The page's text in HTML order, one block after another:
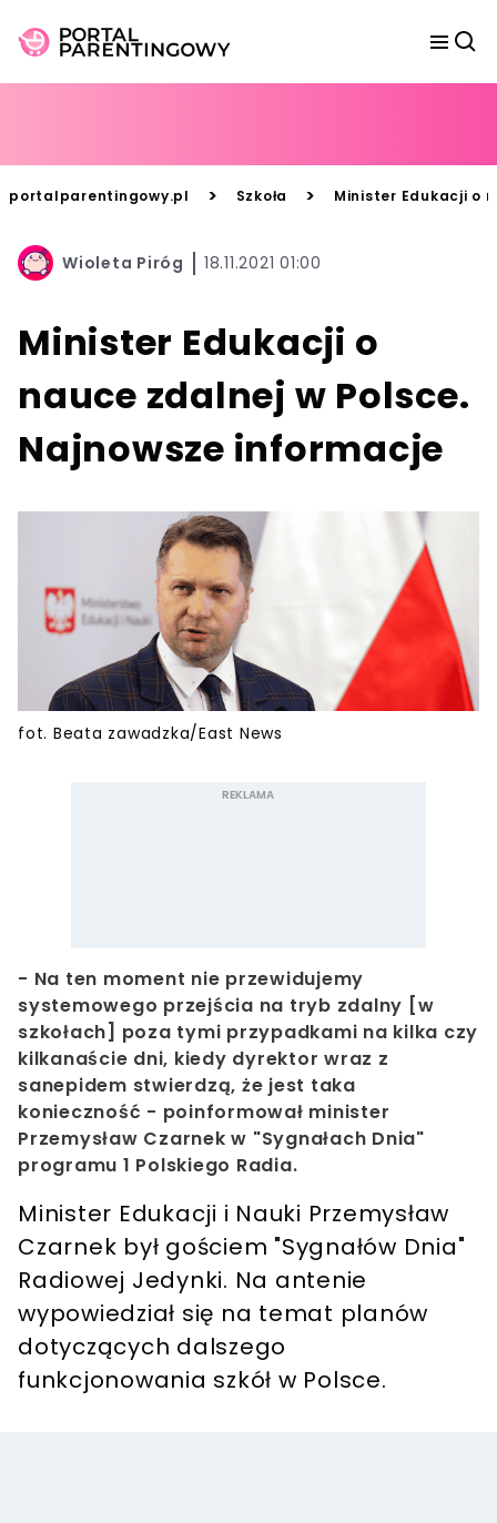
portalparentingowy.pl > Szkoła > Minister Edukacji o
Wioleta Piróg 18.11.2021 01:00
Minister Edukacji o
nauce zdalnej w Polsce.
Najnowsze informacje
fot. Beata zawadzka/East News
- Na ten moment nie przewidujemy
systemowego przejścia na tryb zdalny [w
szkołach] poza tymi przypadkami na kilka czy
kilkanaście dni, kiedy dyrektor wraz z
sanepidem stwierdzą, że jest taka
konieczność - poinformował minister
Przemysław Czarnek w "Sygnałach Dnia"
programu 1 Polskiego Radia.
Minister Edukacji i Nauki Przemysław
Czarnek był gościem "Sygnałów Dnia"
Radiowej Jedynki. Na antenie
wypowiedział się na temat planów
dotyczących dalszego
funkcjonowania szkół w Polsce.